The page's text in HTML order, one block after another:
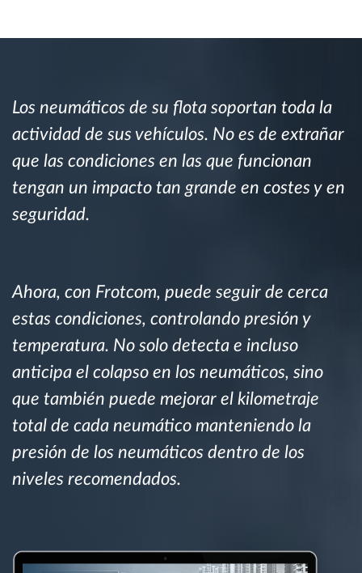
Identificación automática del conductor
Descubrir todas las características
Calculadora de ahorro
Los neumáticos de su flota soportan toda la
actividad de sus vehículos. No es de extrañar
que las condiciones en las que funcionan
tengan un impacto tan grande en costes y en
seguridad.
Ahora, con Frotcom, puede seguir de cerca
estas condiciones, controlando presión y
temperatura. No solo detecta e incluso
anticipa el colapso en los neumáticos, sino
que también puede mejorar el kilometraje
total de cada neumático manteniendo la
presión de los neumáticos dentro de los
niveles recomendados.